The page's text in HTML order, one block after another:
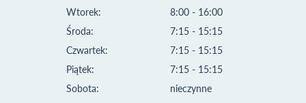
Wtorek:
Środa:
Czwartek:
Piątek:
Sobota:
8:00 - 16:00
7:15 - 15:15
7:15 - 15:15
7:15 - 15:15
nieczynne